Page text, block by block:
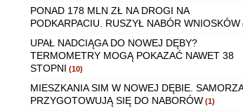
PONAD 178 MLN ZŁ NA DROGI NA
PODKARPACIU. RUSZYŁ NABÓR WNIOSKÓW
UPAŁ NADCIĄGA DO NOWEJ DĘBY?
TERMOMETRY MOGĄ POKAZAĆ NAWET 38
STOPNI (10)
MIESZKANIA SIM W NOWEJ DĘBIE.
PRZYGOTOWUJĄ SIĘ DO NABORÓW (1)